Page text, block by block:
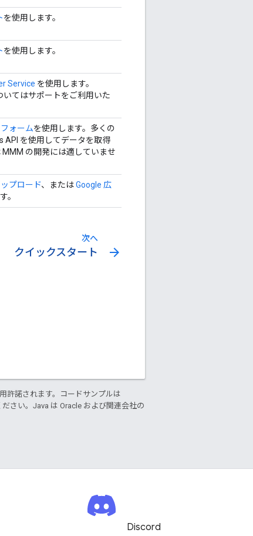
を使用します。
を使用します。
Service を使用します。
いてはサポートをご利用いた
ォームを使用します。多くの
API を使用してデータを取得
MMM の開発には適していませ
プロード、またはGoogle 広
。
次へ
クイックスタート arrow_forward
許諾されます。コードサンプルは
ださい。Java は Oracle および関連会社の
Discord